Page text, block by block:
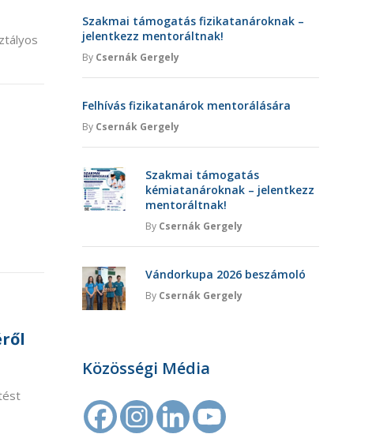
Szakmai támogatás fizikatanároknak –
jelentkezz mentoráltnak!
By Csernák Gergely
Felhívás fizikatanárok mentorálására
By Csernák Gergely
Szakmai támogatás
kémiatanároknak – jelentkezz
mentoráltnak!
By Csernák Gergely
Vándorkupa 2026 beszámoló
By Csernák Gergely
Közösségi Média